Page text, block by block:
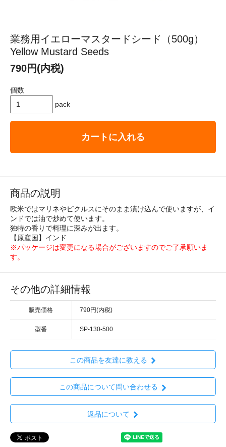
業務用イエローマスタードシード（500g）
Yellow Mustard Seeds
790円(内税)
個数
pack
カートに入れる
商品の説明
欧米ではマリネやピクルスにそのまま漬け込んで使いますが、イ
ンドでは油で炒めて使います。
独特の香りで料理に深みが出ます。
【原産国】インド
※パッケージは変更になる場合がございますのでご了承願いま
す。
その他の詳細情報
販売価格 790円(内税)
型番 SP-130-500
この商品を友達に教える
この商品について問い合わせる
返品について